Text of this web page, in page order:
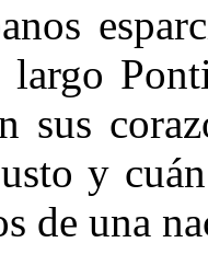
largo
sus
y
de una